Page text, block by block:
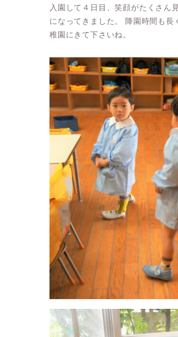
入園して４日目、笑顔がたくさん
になってきました。 降園時間も
稚園にきて下さいね。